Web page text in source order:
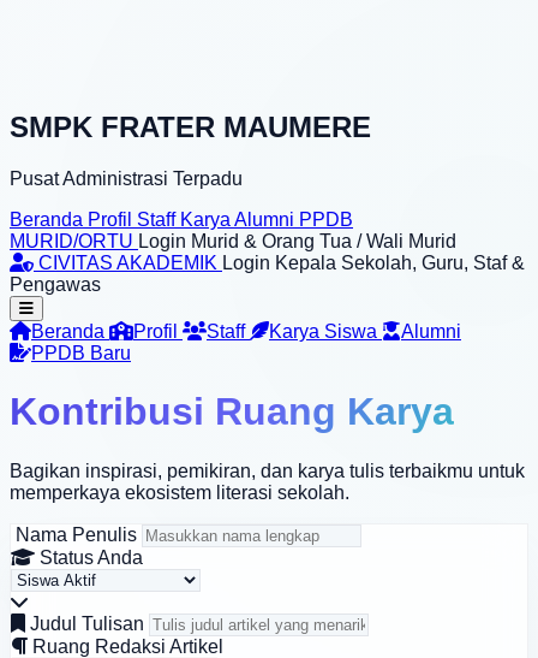
SMPK FRATER MAUMERE
Pusat Administrasi Terpadu
Beranda Profil Staff Karya Alumni PPDB
MURID/ORTU Login Murid & Orang Tua / Wali Murid
CIVITAS AKADEMIK Login Kepala Sekolah, Guru, Staf &
Pengawas
Beranda Profil Staff Karya Siswa
Alumni
PPDB Baru
Kontribusi Ruang Karya
Bagikan inspirasi, pemikiran, dan karya tulis terbaikmu untuk
memperkaya ekosistem literasi sekolah.
Nama Penulis
Status Anda
Judul Tulisan
Ruang Redaksi Artikel